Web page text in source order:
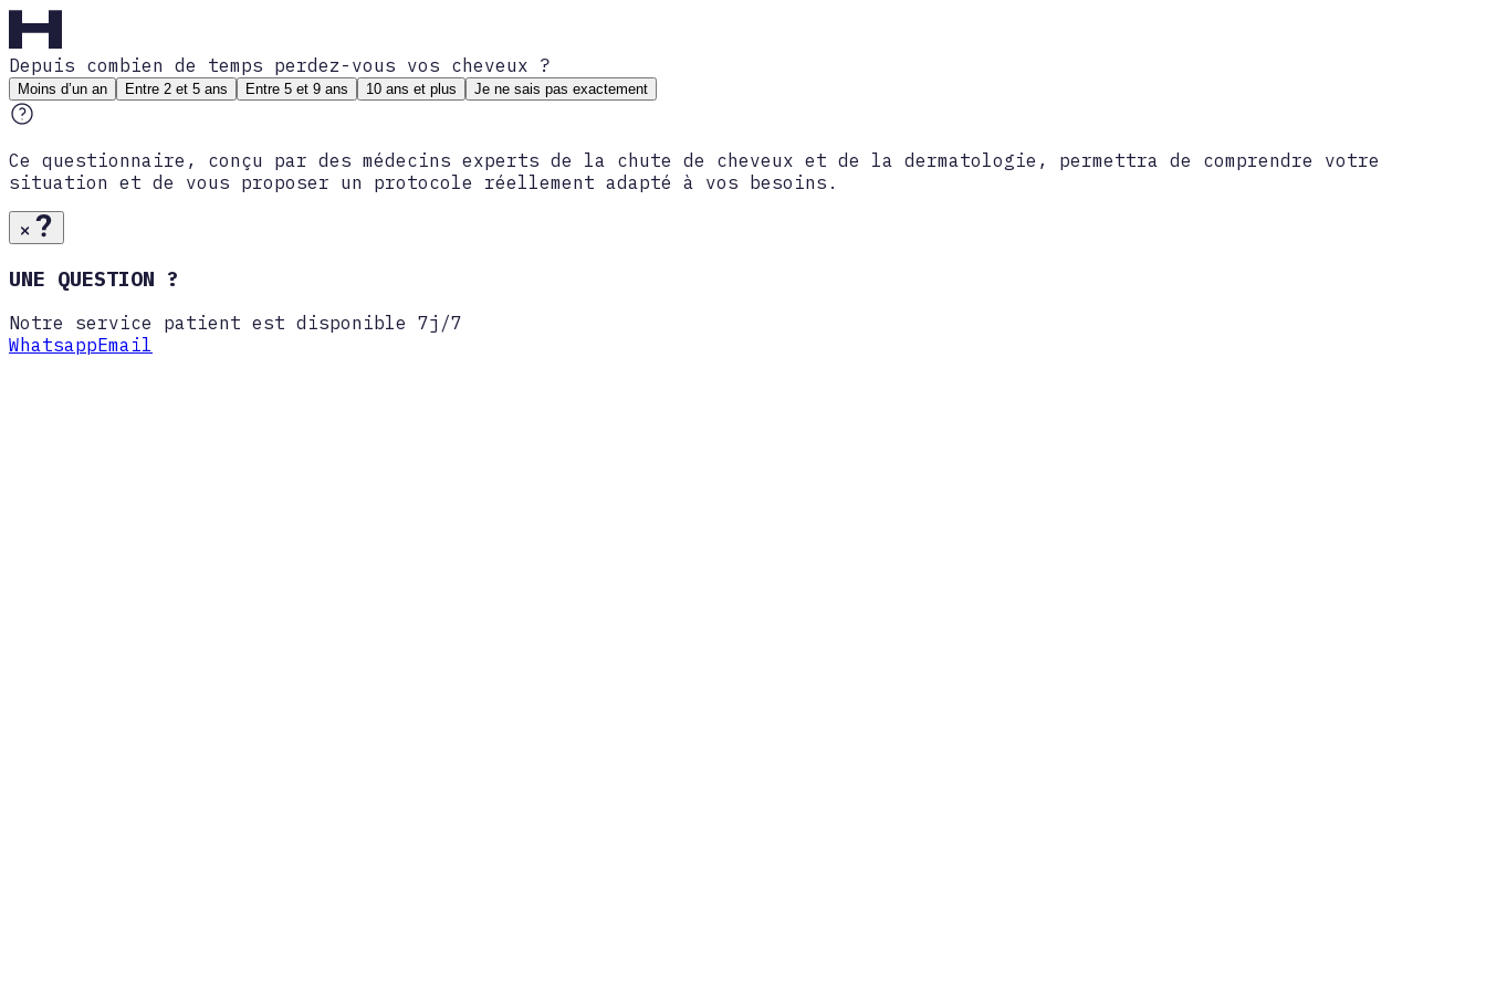
Depuis combien de temps perdez-vous vos cheveux ?
Moins d’un an Entre 2 et 5 ans Entre 5 et 9 ans 10 ans et plus Je ne sais pas exactement
Ce questionnaire, conçu par des médecins experts de la chute de cheveux et de la dermatologie, permettra de comprendre votre
situation et de vous proposer un protocole réellement adapté à vos besoins.
UNE QUESTION ?
Notre service patient est disponible 7j/7
WhatsappEmail